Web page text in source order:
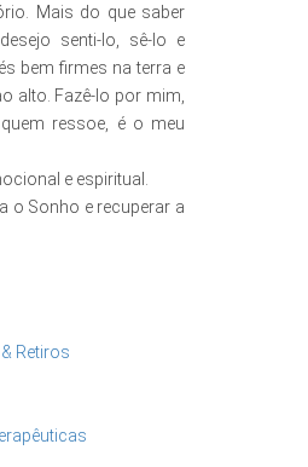
e espiritual.
o Sonho e recuperar a
Mais do que saber
senti-lo, sê-lo e
bem firmes na terra e
alto. Fazê-lo por mim,
ressoe, é o meu
Retiros